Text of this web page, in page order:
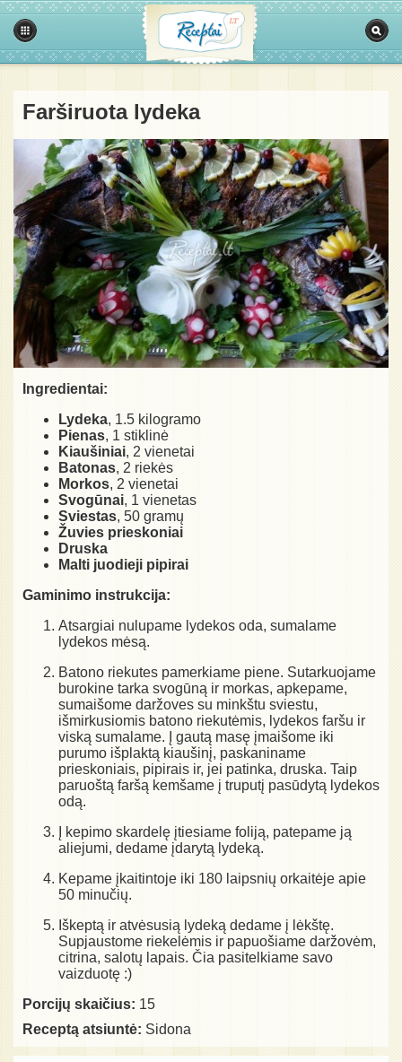
Farširuota lydeka
Ingredientai:
Lydeka, 1.5 kilogramo
Pienas, 1 stiklinė
Kiaušiniai, 2 vienetai
Batonas, 2 riekės
Morkos, 2 vienetai
Svogūnai, 1 vienetas
Sviestas, 50 gramų
Žuvies prieskoniai
Druska
Malti juodieji pipirai
Gaminimo instrukcija:
Atsargiai nulupame lydekos oda, sumalame
lydekos mėsą.
Batono riekutes pamerkiame piene. Sutarkuojame
burokine tarka svogūną ir morkas, apkepame,
sumaišome daržoves su minkštu sviestu,
išmirkusiomis batono riekutėmis, lydekos faršu ir
viską sumalame. Į gautą masę įmaišome iki
purumo išplaktą kiaušinį, paskaniname
prieskoniais, pipirais ir, jei patinka, druska. Taip
paruoštą faršą kemšame į truputį pasūdytą lydekos
odą.
Į kepimo skardelę įtiesiame foliją, patepame ją
aliejumi, dedame įdarytą lydeką.
Kepame įkaitintoje iki 180 laipsnių orkaitėje apie
50 minučių.
Iškeptą ir atvėsusią lydeką dedame į lėkštę.
Supjaustome riekelėmis ir papuošiame daržovėm,
citrina, salotų lapais. Čia pasitelkiame savo
vaizduotę :)
Porcijų skaičius: 15
Receptą atsiuntė: Sidona